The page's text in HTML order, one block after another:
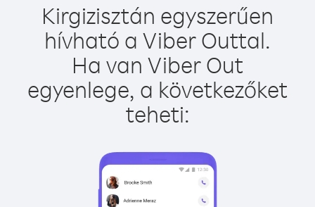
Kirgizisztán egyszerűen
hívható a Viber Outtal.
Ha van Viber Out
egyenlege, a következőket
teheti: